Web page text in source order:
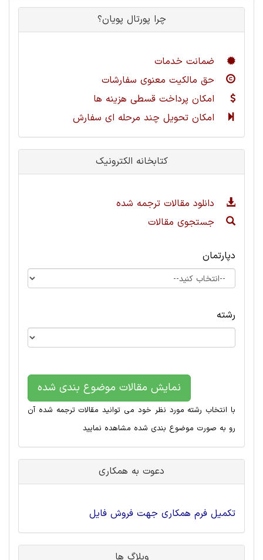
چرا پورتال پویان؟
ضمانت خدمات
حق مالکیت معنوی سفارشات
امکان پرداخت قسطی هزینه ها
امکان تحویل چند مرحله ای سفارش
کتابخانه الکترونیک
دانلود مقالات ترجمه شده
جستجوی مقالات
دپارتمان
رشته
نمایش مقالات موضوع بندی شده
با انتخاب رشته مورد نظر خود می توانید مقالات ترجمه شده آن
رو به صورت موضوع بندی شده مشاهده نمایید
دعوت به همکاری
تکمیل فرم همکاری جهت فروش فایل
وبلاگ ها